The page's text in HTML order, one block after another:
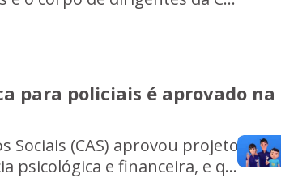
para policiais é aprovado na
Sociais (CAS) aprovou projetos que
psicológica e financeira, e q...